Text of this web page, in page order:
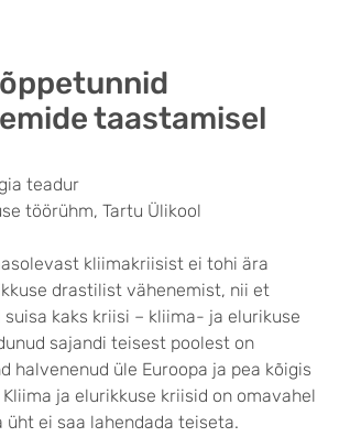
taastamisel
teadur
töörühm, Tartu Ülikool
kliimakriisist ei tohi ära
drastilist vähenemist, nii et
kaks kriisi – kliima- ja elurikuse
sajandi teisest poolest on
halvenenud üle Euroopa ja pea kõigis
ja elurikkuse kriisid on omavahel
ei saa lahendada teiseta.